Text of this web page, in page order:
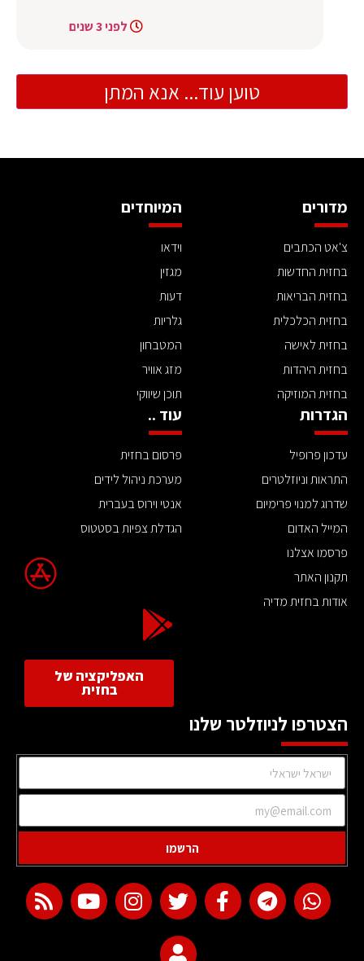
לפני 3 שנים
טוען עוד... אנא המתן
מדורים
צ'אט הכתבים
בחזית החדשות
בחזית הבריאות
בחזית הכלכלית
בחזית לאישה
בחזית היהדות
בחזית המוזיקה
המיוחדים
וידאו
מגזין
דעות
גלריות
המטבחון
מזג אוויר
תוכן שיווקי
הגדרות
עדכון פרופיל
התראות וניוזלטרים
שדרוג למנוי פרימיום
המייל האדום
פרסמו אצלנו
תקנון האתר
אודות בחזית מדיה
עוד ..
פרסום בחזית
מערכת ניהול לידים
אנטי וירוס בעברית
הגדלת צפיות בסטטוס
האפליקציה של
בחזית
הצטרפו לניוזלטר שלנו
הרשמו